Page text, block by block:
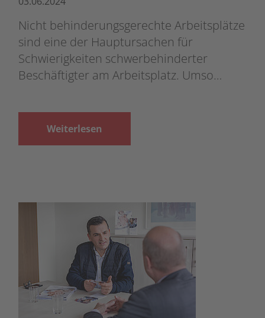
Nicht behinderungsgerechte Arbeitsplätze
sind eine der Hauptursachen für
Schwierigkeiten schwerbehinderter
Beschäftigter am Arbeitsplatz. Umso…
Weiterlesen